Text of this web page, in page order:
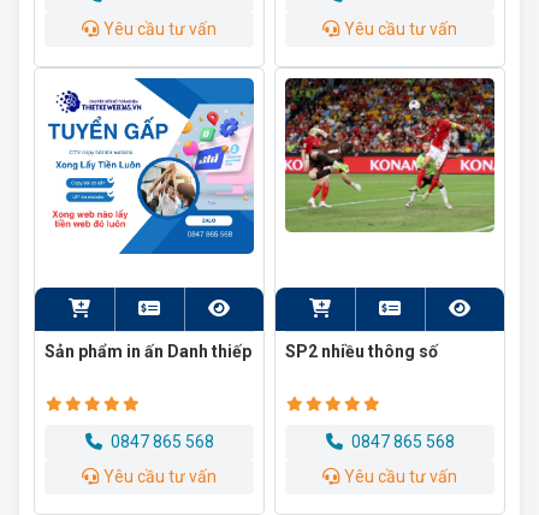
Yêu cầu tư vấn
Yêu cầu tư vấn
Sản phẩm in ấn Danh thiếp
0847 865 568
Yêu cầu tư vấn
SP2 nhiều thông số
0847 865 568
Yêu cầu tư vấn